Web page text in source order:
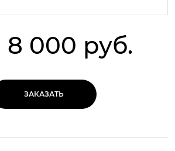
8 000 руб.
ЗАКАЗАТЬ